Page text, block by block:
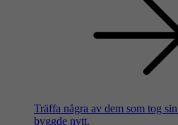
Träffa några av dem som tog
byggde nytt.